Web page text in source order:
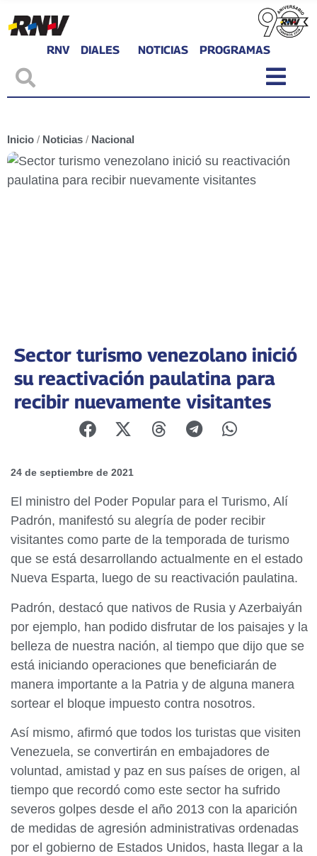
RNV DIALES NOTICIAS PROGRAMAS
Inicio / Noticias / Nacional
Sector turismo venezolano inició
su reactivación paulatina para
recibir nuevamente visitantes
24 de septiembre de 2021
El ministro del Poder Popular para el Turismo, Alí
Padrón, manifestó su alegría de poder recibir
visitantes como parte de la temporada de turismo
que se está desarrollando actualmente en el estado
Nueva Esparta, luego de su reactivación paulatina.
Padrón, destacó que nativos de Rusia y Azerbaiyán
por ejemplo, han podido disfrutar de los paisajes y la
belleza de nuestra nación, al tiempo que dijo que se
está iniciando operaciones que beneficiarán de
manera importante a la Patria y de alguna manera
sortear el bloque impuesto contra nosotros.
Así mismo, afirmó que todos los turistas que visiten
Venezuela, se convertirán en embajadores de
voluntad, amistad y paz en sus países de origen, al
tiempo que recordó como este sector ha sufrido
severos golpes desde el año 2013 con la aparición
de medidas de agresión administrativas ordenadas
por el gobierno de Estados Unidos, hasta llegar a la